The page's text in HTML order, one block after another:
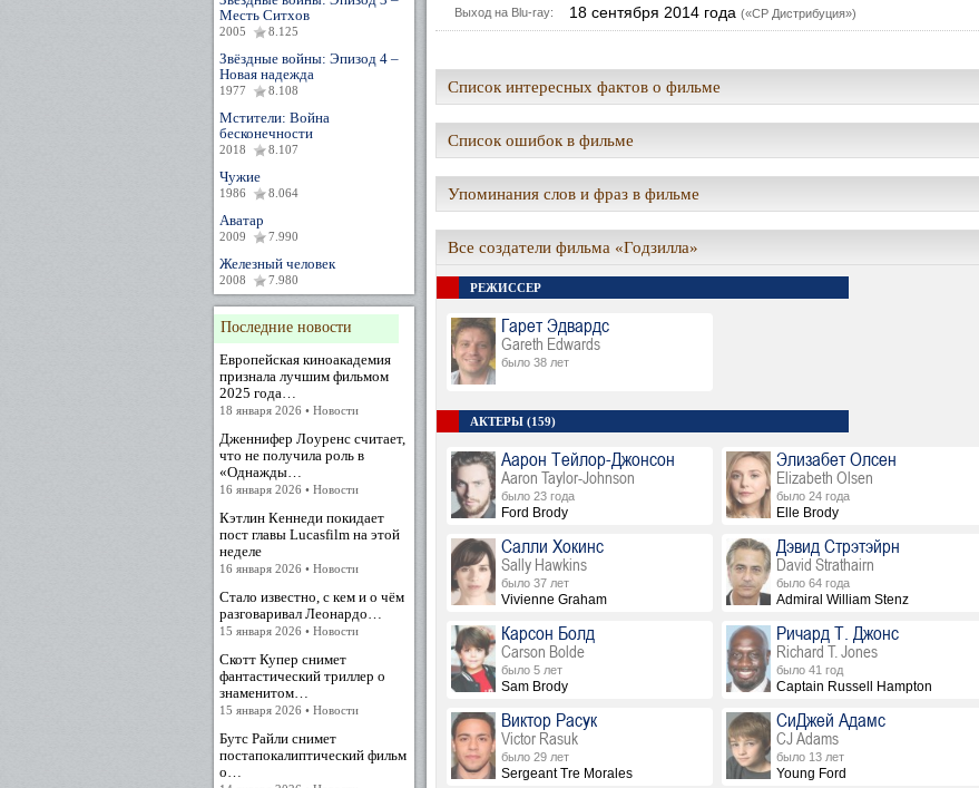
Месть Ситхов
2005 8.125
Звёздные войны: Эпизод 4 –
Новая надежда
1977 8.108
Мстители: Война
бесконечности
2018 8.107
Чужие
1986 8.064
Аватар
2009 7.990
Железный человек
2008 7.980
Последние новости
Европейская киноакадемия
признала лучшим фильмом
2025 года…
18 января 2026 • Новости
Дженнифер Лоуренс считает,
что не получила роль в
«Однажды…
16 января 2026 • Новости
Кэтлин Кеннеди покидает
пост главы Lucasfilm на этой
неделе
16 января 2026 • Новости
Стало известно, с кем и о чём
разговаривал Леонардо…
15 января 2026 • Новости
Скотт Купер снимет
фантастический триллер о
знаменитом…
15 января 2026 • Новости
Бутс Райли снимет
постапокалиптический фильм
о…
Выход на Blu-ray: 18 сентября 2014 года («CP Дистрибуция»)
Список интересных фактов о фильме
Список ошибок в фильме
Упоминания слов и фраз в фильме
Все создатели фильма «Годзилла»
РЕЖИССЕР
Гарет Эдвардс
Gareth Edwards
было 38 лет
АКТЕРЫ (159)
Аарон Тейлор-Джонсон
Aaron Taylor-Johnson
было 23 года
Ford Brody
Элизабет Олсен
Elizabeth Olsen
было 24 года
Elle Brody
Салли Хокинс
Sally Hawkins
было 37 лет
Vivienne Graham
Дэвид Стрэтэйрн
David Strathairn
было 64 года
Admiral William Stenz
Карсон Болд
Carson Bolde
было 5 лет
Sam Brody
Ричард Т. Джонс
Richard T. Jones
было 41 год
Captain Russell Hampton
Виктор Расук
Victor Rasuk
было 29 лет
Sergeant Tre Morales
СиДжей Адамс
CJ Adams
было 13 лет
Young Ford